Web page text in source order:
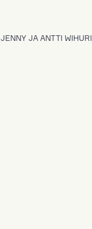
JENNY JA ANTTI